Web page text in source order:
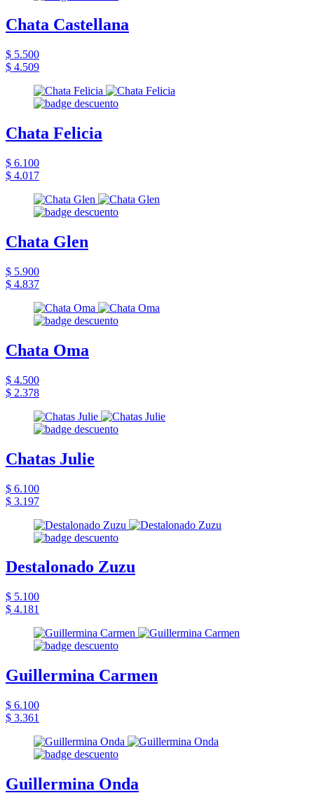
Chata Castellana
$ 5.500
$ 4.509
Chata Felicia
$ 6.100
$ 4.017
Chata Glen
$ 5.900
$ 4.837
Chata Oma
$ 4.500
$ 2.378
Chatas Julie
$ 6.100
$ 3.197
Destalonado Zuzu
$ 5.100
$ 4.181
Guillermina Carmen
$ 6.100
$ 3.361
Guillermina Onda